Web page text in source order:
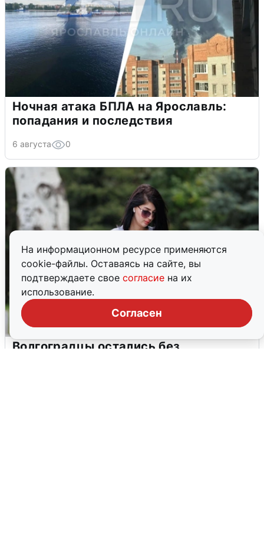
На информационном ресурсе применяются
cookie-файлы. Оставаясь на сайте, вы
подтверждаете свое согласие на их
использование.
Согласен
Ночная атака БПЛА на Ярославль:
попадания и последствия
6 августа 0
Волгоградцы остались без